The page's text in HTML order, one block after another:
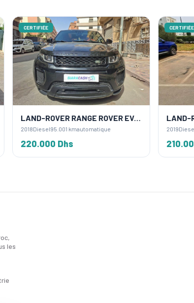
CERTIFIÉE
LAND-ROVER RANGE ROVER EVOQUE
2018Diesel95.001 kmautomatique
220.000 Dhs
CERTIFIÉE
LAND-
2019Diesel
les